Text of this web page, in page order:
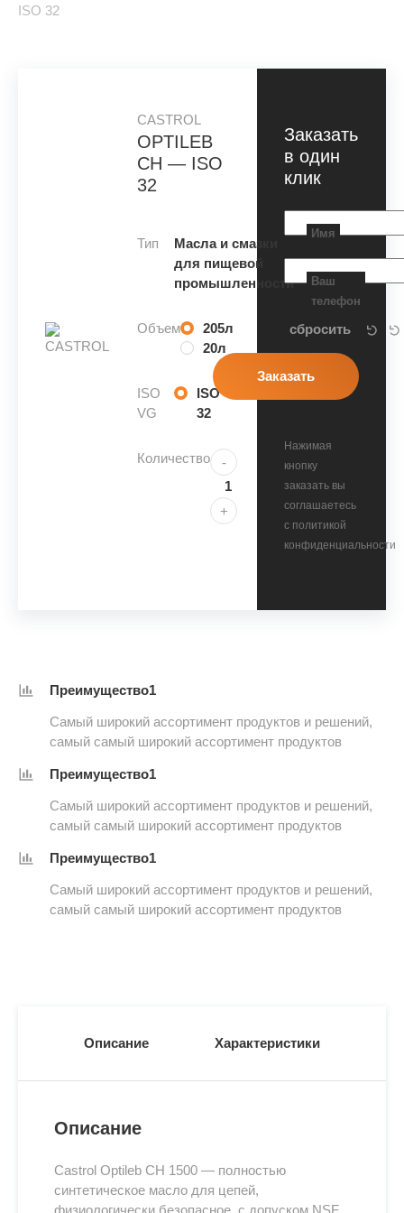
ISO 32
CASTROL
OPTILEB
CH — ISO
32
Тип
Масла и смазки
для пищевой
промышленности
Объем
205л
20л
ISO
VG
ISO
32
Количество -
+
Заказать
в один
клик
Имя
Ваш
телефон
Нажимая
кнопку
заказать вы
соглашаетесь
с политикой
конфиденциальности
Преимущество1
Самый широкий ассортимент продуктов и решений,
самый самый широкий ассортимент продуктов
Преимущество1
Самый широкий ассортимент продуктов и решений,
самый самый широкий ассортимент продуктов
Преимущество1
Самый широкий ассортимент продуктов и решений,
самый самый широкий ассортимент продуктов
Описание Характеристики
Описание
Castrol Optileb CH 1500 — полностью
синтетическое масло для цепей,
физиологически безопасное, с допуском NSF